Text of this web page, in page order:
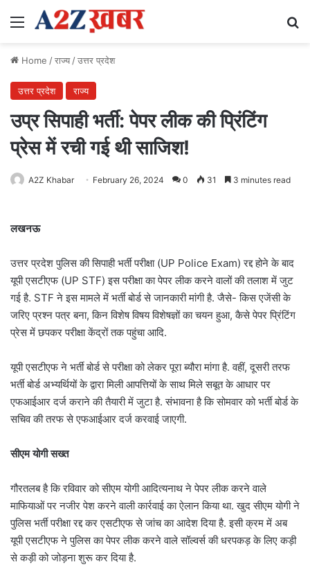
Menu
Home /राज्य/उत्तर प्रदेश
उत्तर प्रदेश राज्य
उप्र सिपाही भर्ती: पेपर लीक की प्रिंटिंग
प्रेस में रची गई थी साजिश!
A2Z Khabar February 26, 2024 0 31 3 minutes read
लखनऊ
उत्तर प्रदेश पुलिस की सिपाही भर्ती परीक्षा (UP Police Exam) रद्द होने के बाद
यूपी एसटीएफ (UP STF) इस परीक्षा का पेपर लीक करने वालों की तलाश में जुट
गई है. STF ने इस मामले में भर्ती बोर्ड से जानकारी मांगी है. जैसे- किस एजेंसी के
जरिए प्रश्न पत्र बना, किन विशेष विषय विशेषज्ञों का चयन हुआ, कैसे पेपर प्रिंटिंग
प्रेस में छपकर परीक्षा केंद्रों तक पहुंचा आदि.
यूपी एसटीएफ ने भर्ती बोर्ड से परीक्षा को लेकर पूरा ब्यौरा मांगा है. वहीं, दूसरी तरफ
भर्ती बोर्ड अभ्यर्थियों के द्वारा मिली आपत्तियों के साथ मिले सबूत के आधार पर
एफआईआर दर्ज कराने की तैयारी में जुटा है. संभावना है कि सोमवार को भर्ती बोर्ड के
सचिव की तरफ से एफआईआर दर्ज करवाई जाएगी.
सीएम योगी सख्त
गौरतलब है कि रविवार को सीएम योगी आदित्यनाथ ने पेपर लीक करने वाले
माफियाओं पर नजीर पेश करने वाली कार्रवाई का ऐलान किया था. खुद सीएम योगी ने
पुलिस भर्ती परीक्षा रद्द कर एसटीएफ से जांच का आदेश दिया है. इसी क्रम में अब
यूपी एसटीएफ ने पुलिस का पेपर लीक करने वाले सॉल्वर्स की धरपकड़ के लिए कड़ी
से कड़ी को जोड़ना शुरू कर दिया है.